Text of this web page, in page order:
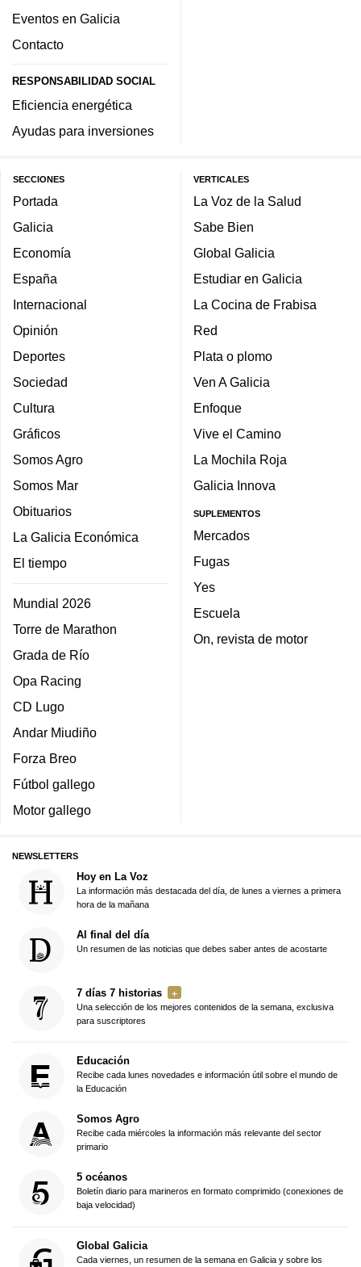
Eventos en Galicia
Contacto
RESPONSABILIDAD SOCIAL
Eficiencia energética
Ayudas para inversiones
SECCIONES
Portada
Galicia
Economía
España
Internacional
Opinión
Deportes
Sociedad
Cultura
Gráficos
Somos Agro
Somos Mar
Obituarios
La Galicia Económica
El tiempo
Mundial 2026
Torre de Marathon
Grada de Río
Opa Racing
CD Lugo
Andar Miudiño
Forza Breo
Fútbol gallego
Motor gallego
VERTICALES
La Voz de la Salud
Sabe Bien
Global Galicia
Estudiar en Galicia
La Cocina de Frabisa
Red
Plata o plomo
Ven A Galicia
Enfoque
Vive el Camino
La Mochila Roja
Galicia Innova
SUPLEMENTOS
Mercados
Fugas
Yes
Escuela
On, revista de motor
NEWSLETTERS
Hoy en La Voz
La información más destacada del día, de lunes a viernes a primera
hora de la mañana
Al final del día
Un resumen de las noticias que debes saber antes de acostarte
7 días 7 historias
Una selección de los mejores contenidos de la semana, exclusiva
para suscriptores
Educación
Recibe cada lunes novedades e información útil sobre el mundo de
la Educación
Somos Agro
Recibe cada miércoles la información más relevante del sector
primario
5 océanos
Boletín diario para marineros en formato comprimido (conexiones de
baja velocidad)
Global Galicia
Cada viernes, un resumen de la semana en Galicia y sobre los